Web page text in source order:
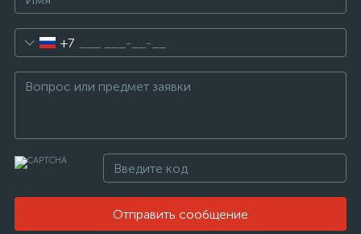
+7
Отправить сообщение